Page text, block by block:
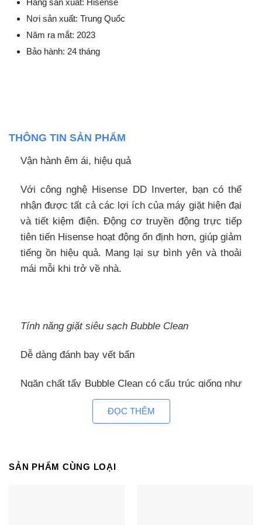
Hãng sản xuất: Hisense
Nơi sản xuất: Trung Quốc
Năm ra mắt: 2023
Bảo hành: 24 tháng
THÔNG TIN SẢN PHẨM
Vận hành êm ái, hiệu quả
Với công nghệ Hisense DD Inverter, bạn có thể
nhận được tất cả các lợi ích của máy giặt hiện đại
và tiết kiệm điện. Động cơ truyền động trực tiếp
tiên tiến Hisense hoạt động ổn định hơn, giúp giảm
tiếng ồn hiệu quả. Mang lại sự bình yên và thoải
mái mỗi khi trở về nhà.
Tính năng giặt siêu sạch Bubble Clean
Dễ dàng đánh bay vết bẩn
Ngăn chất tẩy Bubble Clean có cấu trúc giống như
mê cung tạo điều kiện cho việc hòa tan bột giặt và
thấm sâu vào vải để loại bỏ vết bẩn.
Loại bỏ cặn xà phòng và ngăn ngừa dị ứng da
ĐỌC THÊM
SẢN PHẨM CÙNG LOẠI